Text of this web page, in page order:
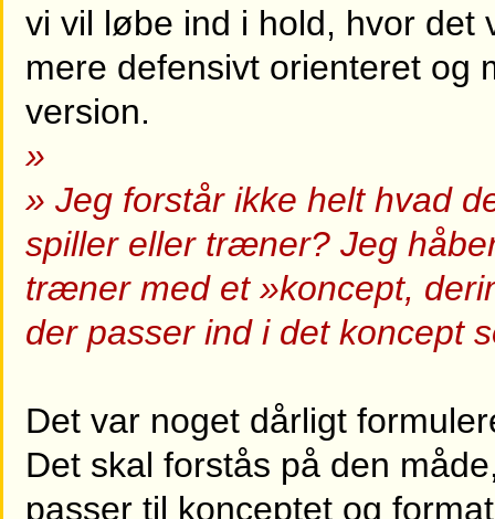
vi vil løbe ind i hold, hvor
mere defensivt orienteret og
version.
»
» Jeg forstår ikke helt hvad
spiller eller træner? Jeg
træner med et »koncept,
der passer ind i det koncept
Det var noget dårligt
Det skal forstås på den
passer til konceptet og